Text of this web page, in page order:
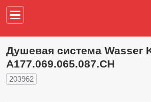
Душевая система Wasser
A177.069.065.087.CH
203962